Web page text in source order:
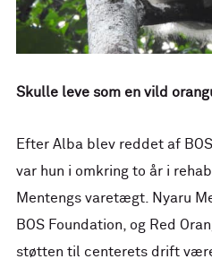
Skulle leve som en vild
Efter Alba blev reddet af
var hun i omkring to år i
Mentengs varetægt. Nyaru
BOS Foundation, og Red
støtten til centerets drift